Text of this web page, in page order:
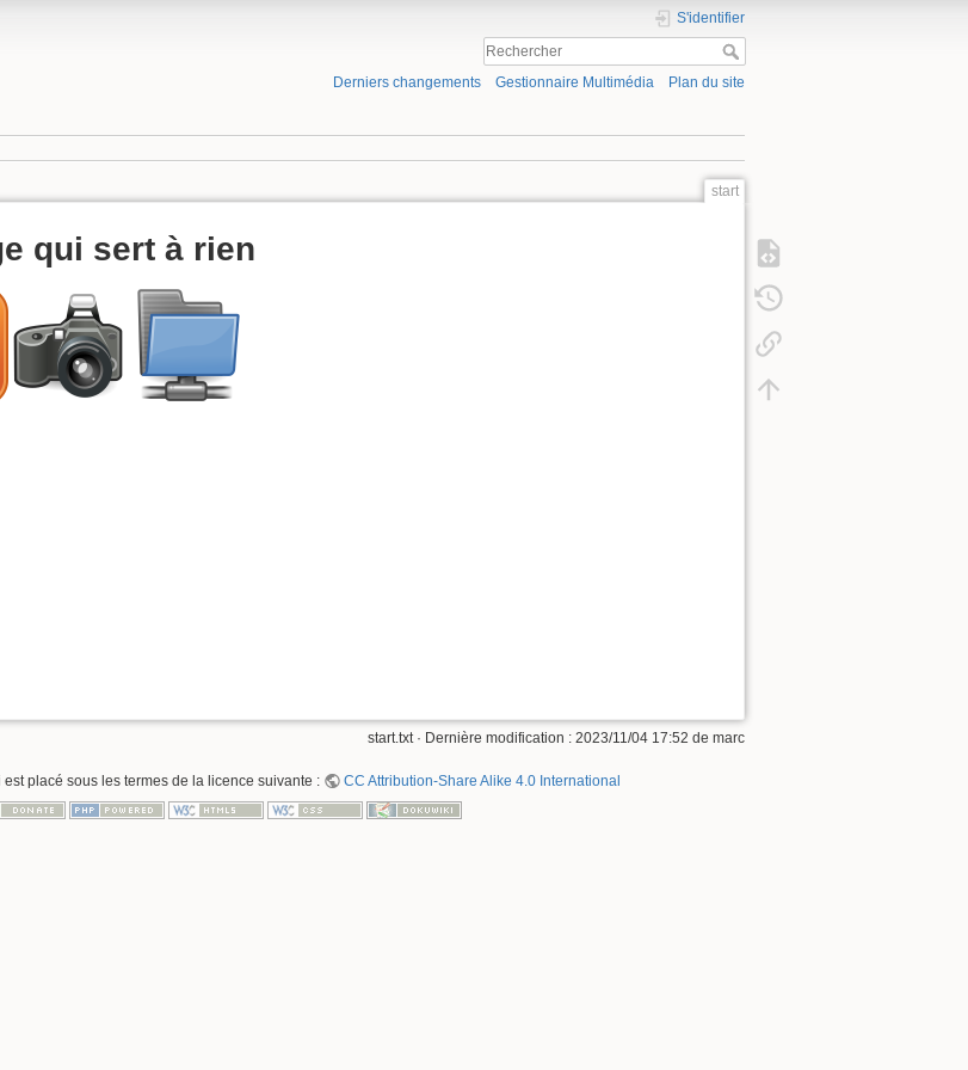
S'identifier
Derniers changements Gestionnaire Multimédia Plan du site
start
qui sert à rien
start.txt · Dernière modification : 2023/11/04 17:52 de marc
placé sous les termes de la licence suivante : CC Attribution-Share Alike 4.0 International